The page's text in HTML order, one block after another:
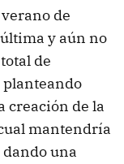
de
y aún no
de
planteando
creación de la
mantendría
una